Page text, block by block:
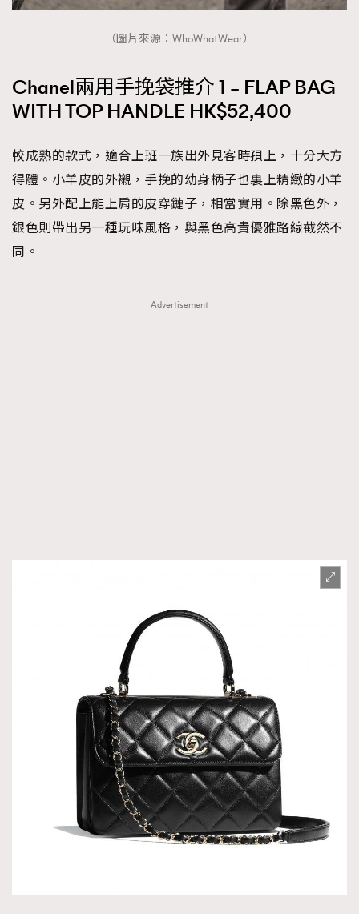
（圖片來源：WhoWhatWear）
Chanel兩用手挽袋推介 1 – FLAP BAG
WITH TOP HANDLE HK$52,400
較成熟的款式，適合上班一族出外見客時孭上，十分大方
得體。小羊皮的外襯，手挽的幼身柄子也裏上精緻的小羊
皮。另外配上能上肩的皮穿鏈子，相當實用。除黑色外，
銀色則帶出另一種玩味風格，與黑色高貴優雅路線截然不
同。
Advertisement